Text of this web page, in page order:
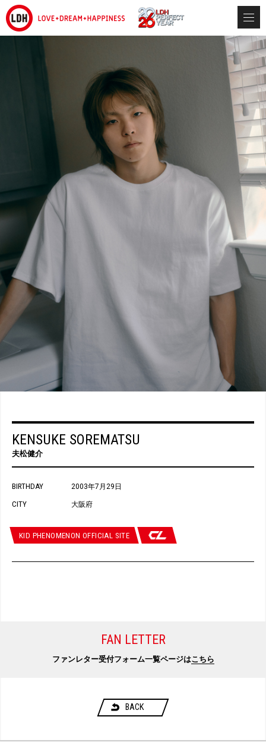
KENSUKE SOREMATSU
夫松健介
BIRTHDAY 2003年7月29日
CITY 大阪府
KID PHENOMENON OFFICIAL SITE
FAN LETTER
ファンレター受付フォーム一覧ページはこちら
BACK